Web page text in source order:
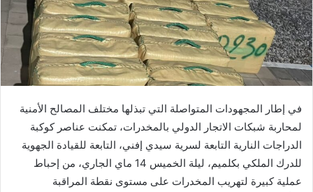
في إطار المجهودات المتواصلة التي تبذلها مختلف المصالح الأمنية
لمحاربة شبكات الاتجار الدولي بالمخدرات، تمكنت عناصر كوكبة
الدراجات النارية التابعة لسرية سيدي إفني، التابعة للقيادة الجهوية
للدرك الملكي بكلميم، ليلة الخميس 14 ماي الجاري، من إحباط
عملية كبيرة لتهريب المخدرات على مستوى نقطة المراقبة